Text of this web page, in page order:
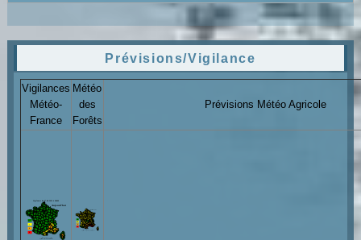
Prévisions/Vigilance
Vigilances
Météo-
France
Météo
des
Forêts
Prévisions Météo Agricole